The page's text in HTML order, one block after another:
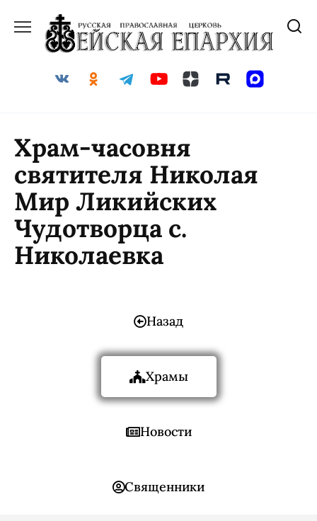
Храм-часовня
святителя Николая
Мир Ликийских
Чудотворца с.
Николаевка
Назад
Храмы
Новости
Священники